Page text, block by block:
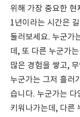
위해 가장 중요한
1년이라는 시간은
둘러보세요. 누군가
데, 또 다른 누군가
많은 경험을 쌓고,
누군가는 그저 흘러
습니다. 누군가는
키워나가는데, 다른